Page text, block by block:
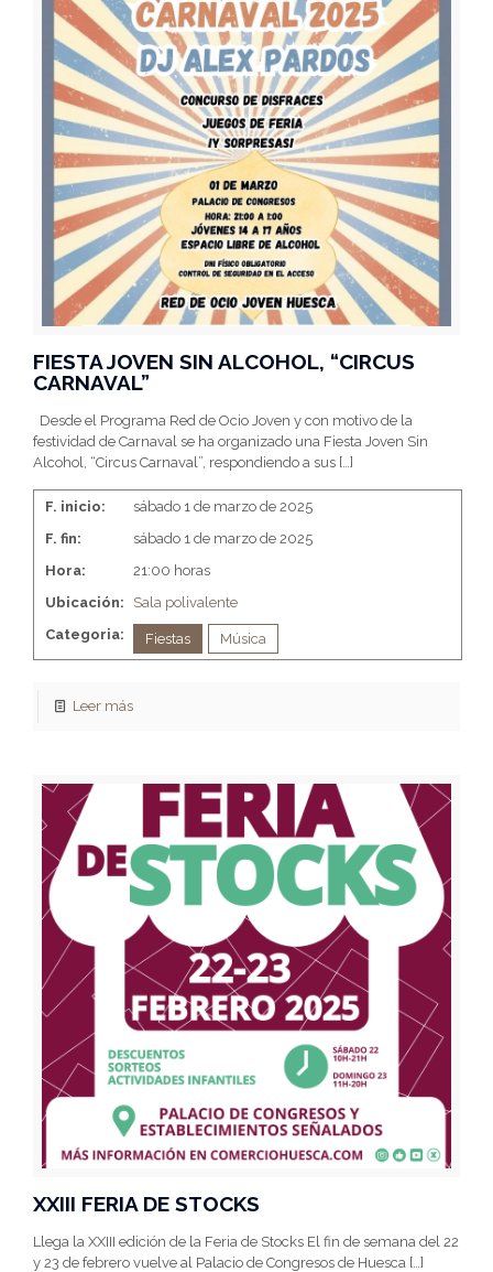
FIESTA JOVEN SIN ALCOHOL, “CIRCUS
CARNAVAL”
Desde el Programa Red de Ocio Joven y con motivo de la
festividad de Carnaval se ha organizado una Fiesta Joven Sin
Alcohol, “Circus Carnaval”, respondiendo a sus […]
F. inicio:
sábado 1 de marzo de 2025
F. fin:
sábado 1 de marzo de 2025
Hora:
21:00 horas
Ubicación:
Sala polivalente
Categoria:
Fiestas Música
Leer más
XXIII FERIA DE STOCKS
Llega la XXIII edición de la Feria de Stocks El fin de semana del 22
y 23 de febrero vuelve al Palacio de Congresos de Huesca […]